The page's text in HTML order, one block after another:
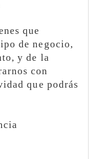
que
de negocio,
y de la
con
que podrás